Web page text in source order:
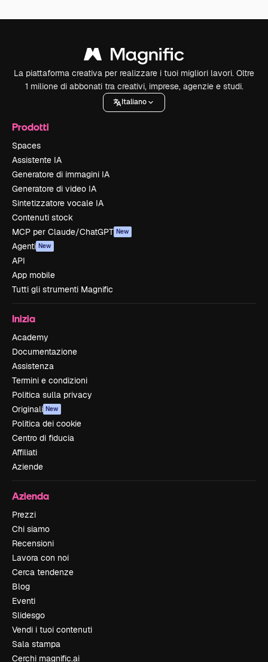
La piattaforma creativa per realizzare i tuoi migliori lavori. Oltre
1 milione di abbonati tra creativi, imprese, agenzie e studi.
Italiano
Prodotti
Spaces
Assistente IA
Generatore di immagini IA
Generatore di video IA
Sintetizzatore vocale IA
Contenuti stock
MCP per Claude/ChatGPT New
Agenti New
API
App mobile
Tutti gli strumenti Magnific
Inizia
Academy
Documentazione
Assistenza
Termini e condizioni
Politica sulla privacy
Originali New
Politica dei cookie
Centro di fiducia
Affiliati
Aziende
Azienda
Prezzi
Chi siamo
Recensioni
Lavora con noi
Cerca tendenze
Blog
Eventi
Slidesgo
Vendi i tuoi contenuti
Sala stampa
Cerchi magnific.ai